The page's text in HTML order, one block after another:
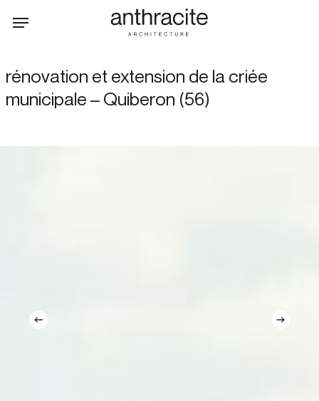
Menu
rénovation et extension de la criée
municipale – Quiberon (56)